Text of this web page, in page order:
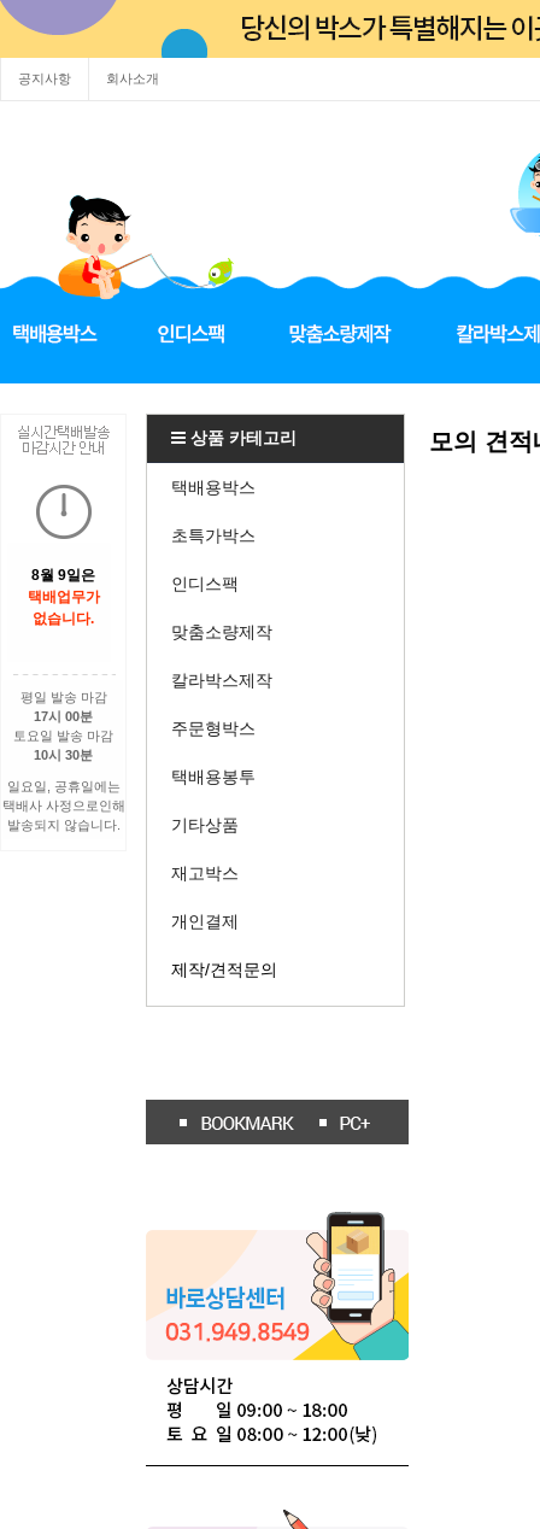
공지사항 회사소개
8월 9일은
택배업무가
없습니다.
평일 발송 마감
17시 00분
토요일 발송 마감
10시 30분
일요일, 공휴일에는
택배사 사정으로인해
발송되지 않습니다.
상품 카테고리
택배용박스
초특가박스
인디스팩
맞춤소량제작
칼라박스제작
주문형박스
택배용봉투
기타상품
재고박스
개인결제
제작/견적문의
모의 견적